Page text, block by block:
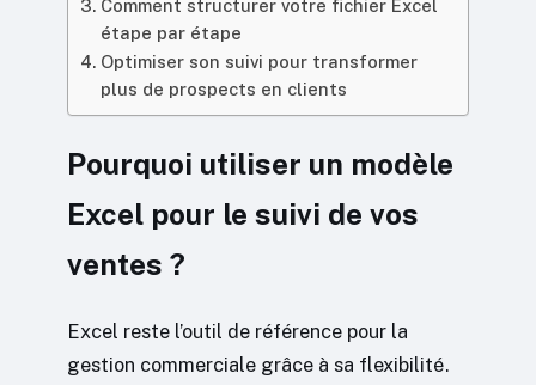
Comment structurer votre fichier Excel
étape par étape
Optimiser son suivi pour transformer
plus de prospects en clients
Pourquoi utiliser un modèle
Excel pour le suivi de vos
ventes ?
Excel reste l’outil de référence pour la
gestion commerciale grâce à sa flexibilité.